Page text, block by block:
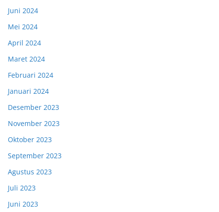
Juni 2024
Mei 2024
April 2024
Maret 2024
Februari 2024
Januari 2024
Desember 2023
November 2023
Oktober 2023
September 2023
Agustus 2023
Juli 2023
Juni 2023